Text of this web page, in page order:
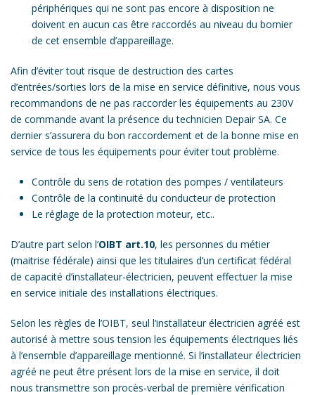
périphériques qui ne sont pas encore à disposition ne
doivent en aucun cas être raccordés au niveau du bornier
de cet ensemble d’appareillage.
Afin d’éviter tout risque de destruction des cartes
d’entrées/sorties lors de la mise en service définitive, nous vous
recommandons de ne pas raccorder les équipements au 230V
de commande avant la présence du technicien Depair SA. Ce
dernier s’assurera du bon raccordement et de la bonne mise en
service de tous les équipements pour éviter tout problème.
Contrôle du sens de rotation des pompes / ventilateurs
Contrôle de la continuité du conducteur de protection
Le réglage de la protection moteur, etc..
D’autre part selon l’OIBT art.10, les personnes du métier
(maitrise fédérale) ainsi que les titulaires d’un certificat fédéral
de capacité d’installateur-électricien, peuvent effectuer la mise
en service initiale des installations électriques.
Selon les règles de l’OIBT, seul l’installateur électricien agréé est
autorisé à mettre sous tension les équipements électriques liés
à l’ensemble d’appareillage mentionné. Si l’installateur électricien
agréé ne peut être présent lors de la mise en service, il doit
nous transmettre son procès-verbal de première vérification